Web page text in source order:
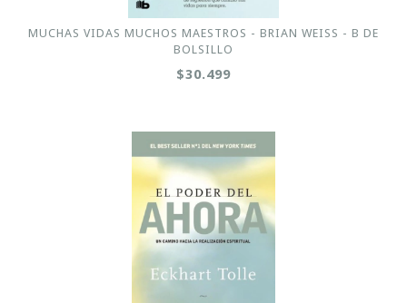
MUCHAS VIDAS MUCHOS MAESTROS - BRIAN WEISS - B DE
BOLSILLO
$30.499